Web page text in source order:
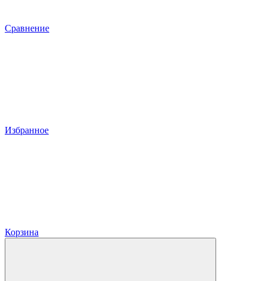
Сравнение
Избранное
Корзина